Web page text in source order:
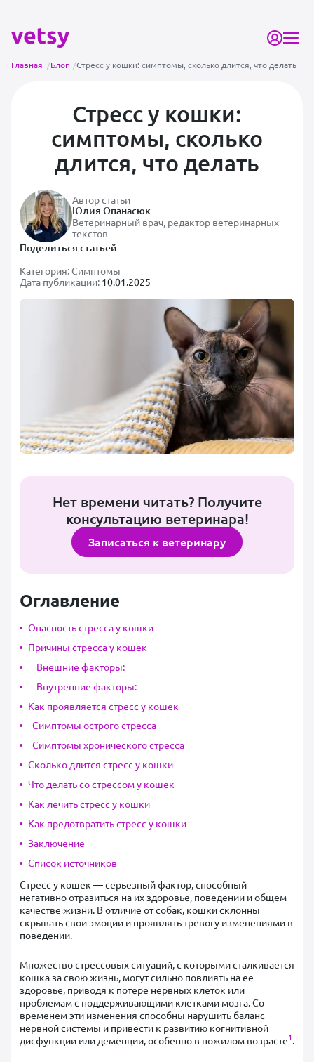
Главная /Блог /Стресс у кошки: симптомы, сколько длится, что делать
Стресс у кошки:
симптомы, сколько
длится, что делать
Автор статьи
Юлия Опанасюк
Ветеринарный врач, редактор ветеринарных
текстов
Поделиться статьей
Категория: Симптомы
Дата публикации: 10.01.2025
Нет времени читать? Получите
консультацию ветеринара!
Записаться к ветеринару
Оглавление
Опасность стресса у кошки
Причины стресса у кошек
Внешние факторы:
Внутренние факторы:
Как проявляется стресс у кошек
Симптомы острого стресса
Симптомы хронического стресса
Сколько длится стресс у кошки
Что делать со стрессом у кошек
Как лечить стресс у кошки
Как предотвратить стресс у кошки
Заключение
Список источников
Стресс у кошек — серьезный фактор, способный
негативно отразиться на их здоровье, поведении и общем
качестве жизни. В отличие от собак, кошки склонны
скрывать свои эмоции и проявлять тревогу изменениями в
поведении.
Множество стрессовых ситуаций, с которыми сталкивается
кошка за свою жизнь, могут сильно повлиять на ее
здоровье, приводя к потере нервных клеток или
проблемам с поддерживающими клетками мозга. Со
временем эти изменения способны нарушить баланс
нервной системы и привести к развитию когнитивной
дисфункции или деменции, особенно в пожилом возрасте1.